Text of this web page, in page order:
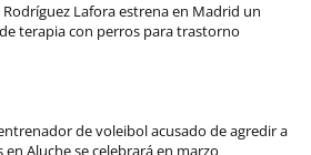
Rodríguez Lafora estrena en Madrid un
terapia con perros para trastorno
de voleibol acusado de agredir a
en Aluche se celebrará en marzo